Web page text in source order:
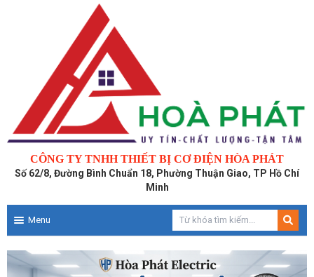
CÔNG TY TNHH THIẾT BỊ CƠ ĐIỆN HÒA PHÁT
Số 62/8, Đường Bình Chuẩn 18, Phường Thuận Giao, TP Hồ Chí
Minh
Menu